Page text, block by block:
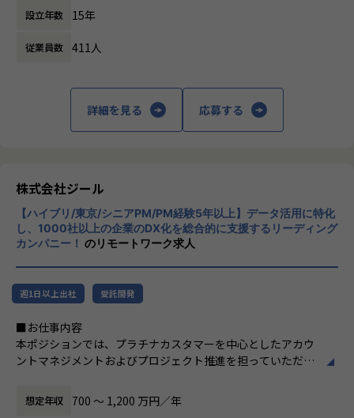
■募集背景
るための増員です。
する立場にスコープを拡張しています。
顧客の大半は大手企業となっており、30年以
■Mission：専門性と技術力、高度な分析ノ
ズに応えるため、私たちは「プロフェッショ
ナルサービスの大衆化」をミッションとして
掲げております。高い専門性を持った技術
力、深い経験から得られた多様性のある高度
な分析力をハイクオリティ＆ローコストで提
供することで、企業の競争優位確保に貢献す
ることを私たちは使命としております。
造」を掲げて、理想企業の創造に向け、「社
員全員が燃える会社」を目指しています。理
展する企業です。そして、社員全員が燃え続
設立年数 15年
従業員数 411人
詳細を見る 応募する
株式会社ジール
【ハイブリ/東京/シニアPM/PM経験5年以上】データ活用に特化
し、1000社以上の企業のDX化を総合的に支援するリーディング
カンパニー！ のリモートワーク求人
週1日以上出社 受託開発
■お仕事内容
本ポジションでは、プラチナカスタマーを中心としたアカウ
ントマネジメントおよびプロジェクト推進を担っていただき
-担当顧客に対するアカウントプランの策定・実行
-顧客の経営・事業課題を踏まえた中長期ロードマップの
想定年収 700 〜 1,200 万円／年